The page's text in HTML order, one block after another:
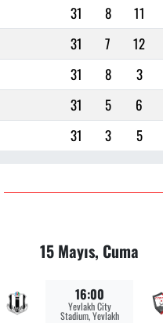
31 8 11
31 7 12
31 8 3
31 5 6
31 3 5
15 Mayıs, Cuma
16:00
Yevlakh City
Stadium, Yevlakh